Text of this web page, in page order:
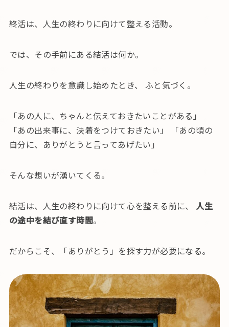
終活は、人生の終わりに向けて整える活動。
では、その手前にある結活は何か。
人生の終わりを意識し始めたとき、 ふと気づく。
「あの人に、ちゃんと伝えておきたいことがある」
「あの出来事に、決着をつけておきたい」 「あの頃の
自分に、ありがとうと言ってあげたい」
そんな想いが湧いてくる。
結活は、人生の終わりに向けて心を整える前に、人生
の途中を結び直す時間。
だからこそ、「ありがとう」を探す力が必要になる。